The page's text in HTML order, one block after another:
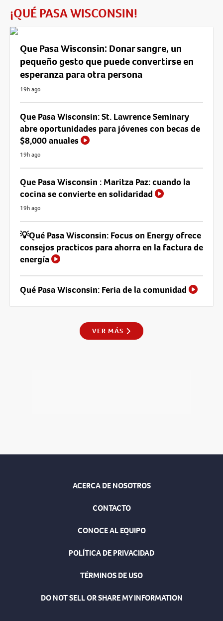
¡QUÉ PASA WISCONSIN!
Que Pasa Wisconsin: Donar sangre, un
pequeño gesto que puede convertirse en
esperanza para otra persona
19h ago
Que Pasa Wisconsin: St. Lawrence Seminary
abre oportunidades para jóvenes con becas de
$8,000 anuales
19h ago
Que Pasa Wisconsin : Maritza Paz: cuando la
cocina se convierte en solidaridad
19h ago
💡Qué Pasa Wisconsin: Focus on Energy ofrece
consejos practicos para ahorra en la factura de
energía
Qué Pasa Wisconsin: Feria de la comunidad
VER MÁS
ACERCA DE NOSOTROS
CONTACTO
CONOCE AL EQUIPO
POLÍTICA DE PRIVACIDAD
TÉRMINOS DE USO
DO NOT SELL OR SHARE MY INFORMATION